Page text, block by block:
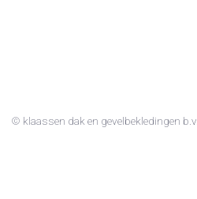
© klaassen dak en gevelbekledingen b.v.